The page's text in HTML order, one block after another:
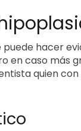
hacer
en caso más
quien